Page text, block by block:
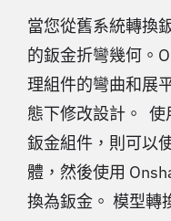
當您從舊系統轉換
的鈑金折彎幾何。
理組件的彎曲和展
態下修改設計。 使
鈑金組件，則可以
體，然後使用
換為鈑金。 模型轉